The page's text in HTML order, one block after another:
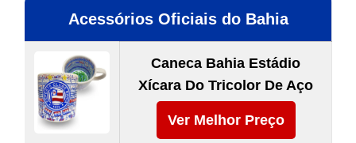
Acessórios Oficiais do Bahia
Caneca Bahia Estádio
Xícara Do Tricolor De Aço
Ver Melhor Preço